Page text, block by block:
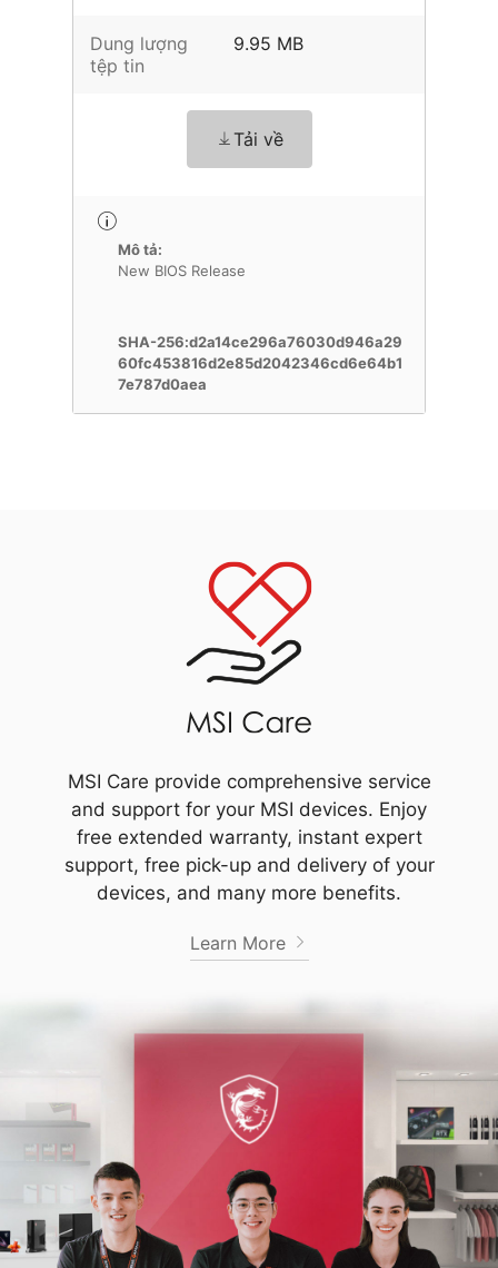
Dung lượng
tệp tin
9.95 MB
Tải về
Mô tả:
New BIOS Release
SHA-256:d2a14ce296a76030d946a29
60fc453816d2e85d2042346cd6e64b1
7e787d0aea
MSI Care provide comprehensive service
and support for your MSI devices. Enjoy
free extended warranty, instant expert
support, free pick-up and delivery of your
devices, and many more benefits.
Learn More